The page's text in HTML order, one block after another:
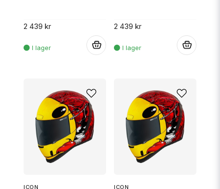
2 439 kr 2 439 kr
ICON ICON